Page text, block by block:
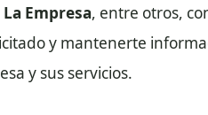
La Empresa, entre otros,
y mantenerte
y sus servicios.